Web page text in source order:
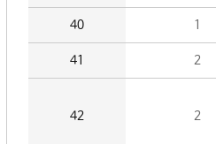
40 1
41 2
42 2